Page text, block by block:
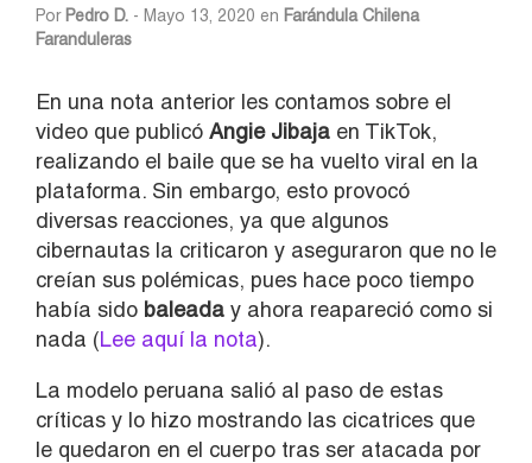
Por Pedro D. - Mayo 13, 2020 en Farándula Chilena
Faranduleras
En una nota anterior les contamos sobre el
video que publicó Angie Jibaja en TikTok,
realizando el baile que se ha vuelto viral en la
plataforma. Sin embargo, esto provocó
diversas reacciones, ya que algunos
cibernautas la criticaron y aseguraron que no le
creían sus polémicas, pues hace poco tiempo
había sido baleada y ahora reapareció como si
nada (Lee aquí la nota).
La modelo peruana salió al paso de estas
críticas y lo hizo mostrando las cicatrices que
le quedaron en el cuerpo tras ser atacada por